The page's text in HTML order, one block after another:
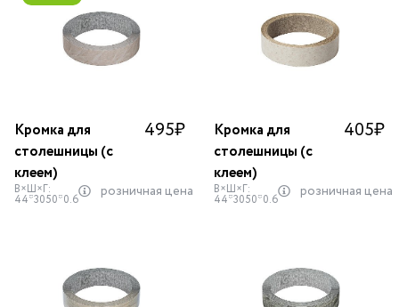
Кромка для
столешницы (с
клеем)
495₽
В×Ш×Г:
44*3050*0.6 розничная цена
Кромка для
столешницы (с
клеем)
405₽
В×Ш×Г:
44*3050*0.6 розничная цена